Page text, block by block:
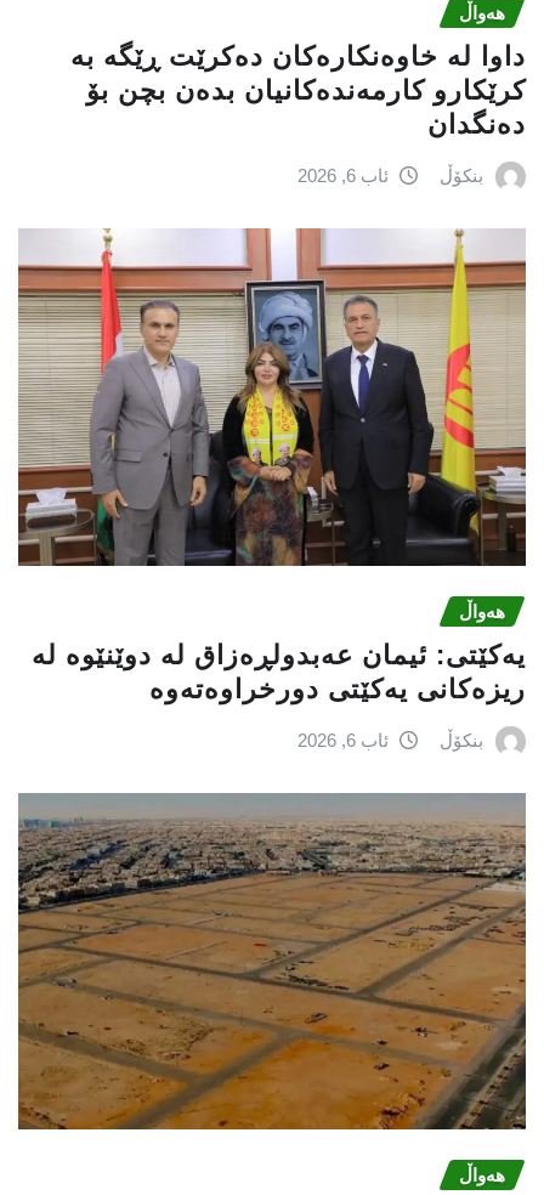
هەواڵ
داوا لە خاوەنکارەکان دەکرێت ڕێگە بە
کرێکارو کارمەندەکانیان بدەن بچن بۆ
دەنگدان
بنکۆڵ ئاب 6, 2026
هەواڵ
یه‌كێتی: ئیمان عه‌بدولڕه‌زاق له‌ دوێنێوه‌ له‌
ریزه‌كانی یه‌كێتی دورخراوه‌ته‌وه‌
بنکۆڵ ئاب 6, 2026
هەواڵ